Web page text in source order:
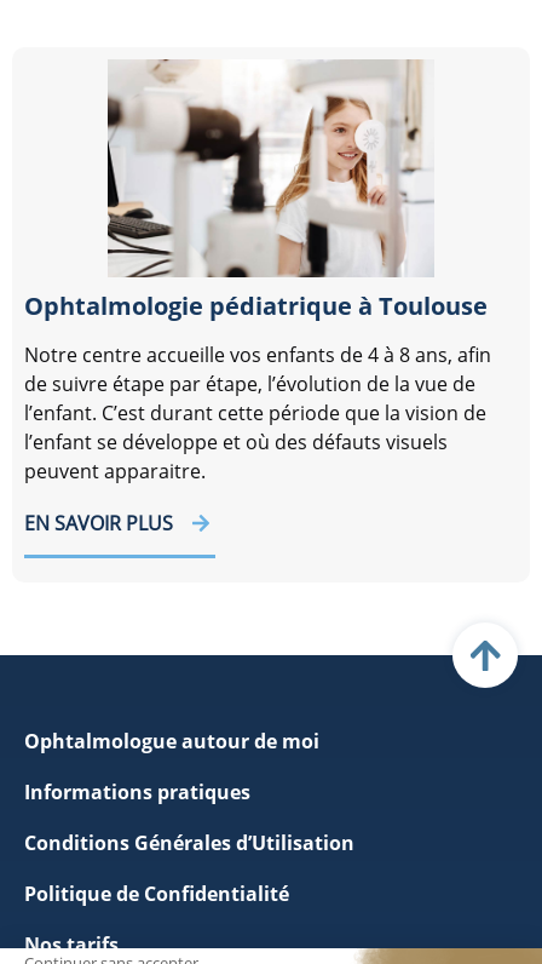
Ophtalmologie pédiatrique à Toulouse
Notre centre accueille vos enfants de 4 à 8 ans, afin
de suivre étape par étape, l’évolution de la vue de
l’enfant. C’est durant cette période que la vision de
l’enfant se développe et où des défauts visuels
peuvent apparaitre.
EN SAVOIR PLUS
Ophtalmologue autour de moi
Informations pratiques
Conditions Générales d’Utilisation
Politique de Confidentialité
Nos tarifs